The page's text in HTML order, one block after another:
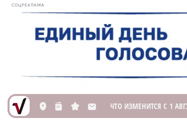
СОЦРЕКЛАМА
L n s M ЧТО ИЗМЕНИТСЯ С 1